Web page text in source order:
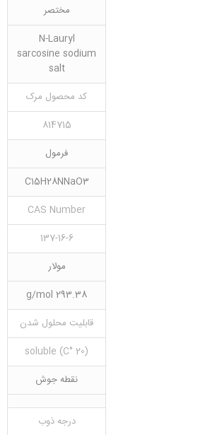
مختصر
N-Lauryl
sarcosine sodium
salt
کد محصول مرک
814715
فرمول
C15H28NNaO3
CAS Number
137-16-6
مولار
293.38 g/mol
قابلیت محلول شدن
(20 °C) soluble
نقطه جوش
درجه ذوب